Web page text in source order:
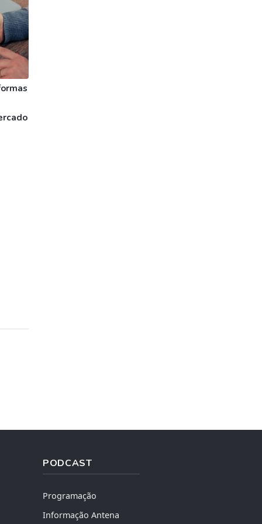
PODCAST
Programação
Informação Antena